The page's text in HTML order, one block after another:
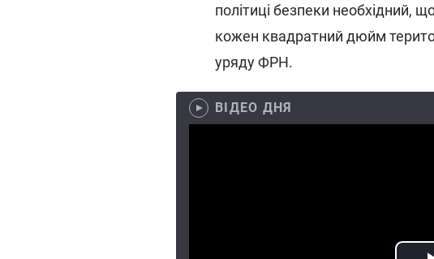
політиці безпеки необхідний,
кожен квадратний дюйм
уряду ФРН.
ВІДЕО ДНЯ